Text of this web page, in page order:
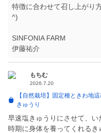
特徴に合わせて召し上がり
^)
SINFONIA FARM
伊藤祐介
もちむ
2026.7.20
【自然栽培】固定種ときわ地
きゅうり
早速塩きゅうりにさせて、い
時期に身体を養ってくれるき